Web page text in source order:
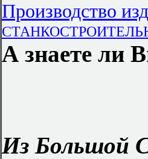
Производство
А знаете ли
Из Большой